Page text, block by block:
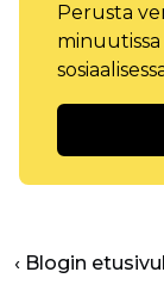
Perusta
‹ Blogin